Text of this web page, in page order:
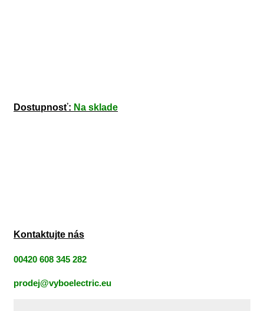
Dostupnosť: Na sklade
Kontaktujte nás
00420 608 345 282
prodej@vyboelectric.eu